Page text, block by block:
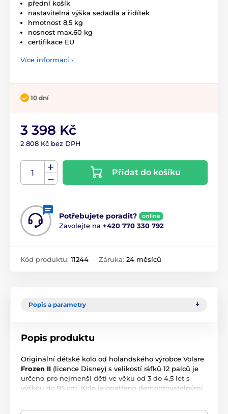
přední košík
nastavitelná výška sedadla a řídítek
hmotnost 8,5 kg
nosnost max.60 kg
certifikace EU
Více informací ›
10 dní
3 398 Kč
2 808 Kč bez DPH
Přidat do košíku
Potřebujete poradit? online
Zavolejte na +420 770 330 792
Kód produktu: 11244 Záruka: 24 měsíců
Popis a parametry
Popis produktu
Originální dětské kolo od holandského výrobce Volare
Frozen II (licence Disney) s velikostí ráfků 12 palců je
určeno pro nejmenší děti ve věku od 3 do 4,5 let s
výškou do 95 cm. Kolo je opatřeno demontovatelnými